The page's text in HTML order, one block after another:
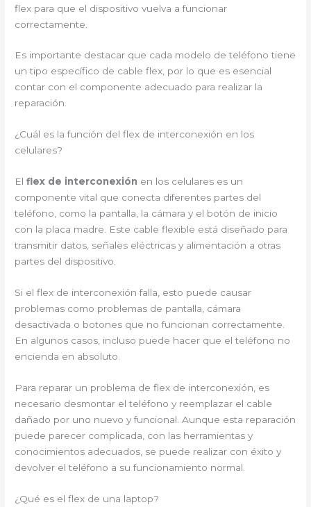
flex para que el dispositivo vuelva a funcionar
correctamente.
Es importante destacar que cada modelo de teléfono tiene
un tipo específico de cable flex, por lo que es esencial
contar con el componente adecuado para realizar la
reparación.
¿Cuál es la función del flex de interconexión en los
celulares?
Elflex de interconexión en los celulares es un
componente vital que conecta diferentes partes del
teléfono, como la pantalla, la cámara y el botón de inicio
con la placa madre. Este cable flexible está diseñado para
transmitir datos, señales eléctricas y alimentación a otras
partes del dispositivo.
Si el flex de interconexión falla, esto puede causar
problemas como problemas de pantalla, cámara
desactivada o botones que no funcionan correctamente.
En algunos casos, incluso puede hacer que el teléfono no
encienda en absoluto.
Para reparar un problema de flex de interconexión, es
necesario desmontar el teléfono y reemplazar el cable
dañado por uno nuevo y funcional. Aunque esta reparación
puede parecer complicada, con las herramientas y
conocimientos adecuados, se puede realizar con éxito y
devolver el teléfono a su funcionamiento normal.
¿Qué es el flex de una laptop?